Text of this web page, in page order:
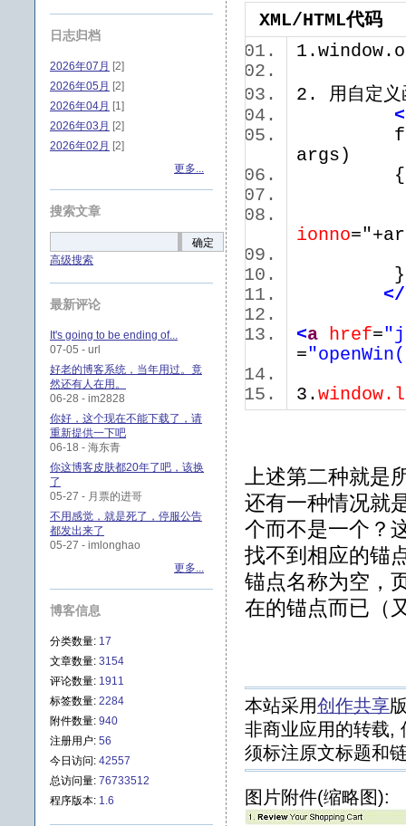
XML/HTML代码
2. 用自定
<
args)
ionno
</
<a href=
=
3.
上述第二种就
还有一种情况就
个而不是一个？
找不到相应的锚
锚点名称为空，
在的锚点而已（
本站采用创作共享
非商业应用的转载,
须标注原文标题和
图片附件(缩略图):
日志归档
2026年07月 [2]
2026年05月 [2]
2026年04月 [1]
2026年03月 [2]
2026年02月 [2]
更多...
搜索文章
确定
高级搜索
最新评论
It's going to be ending of...
07-05 - url
好老的博客系统，当年用过。竟
然还有人在用。
06-28 - im2828
你好，这个现在不能下载了，请
重新提供一下吧
06-18 - 海东青
你这博客皮肤都20年了吧，该换
了
05-27 - 月票的进哥
不用感觉，就是死了，停服公告
都发出来了
05-27 - imlonghao
更多...
博客信息
分类数量: 17
文章数量: 3154
评论数量: 1911
标签数量: 2284
附件数量: 940
注册用户: 56
今日访问: 42557
总访问量: 76733512
程序版本: 1.6